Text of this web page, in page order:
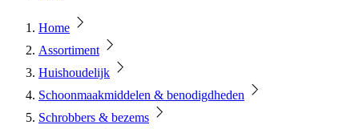
Home
Assortiment
Huishoudelijk
Schoonmaakmiddelen & benodigdheden
Schrobbers & bezems